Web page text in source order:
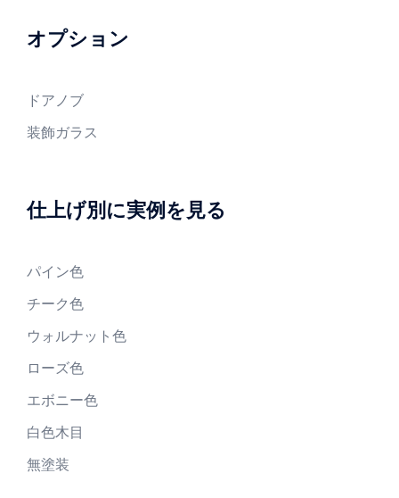
オプション
ドアノブ
装飾ガラス
仕上げ別に実例を見る
パイン色
チーク色
ウォルナット色
ローズ色
エボニー色
白色木目
無塗装